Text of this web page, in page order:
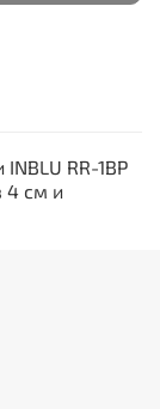
RR-1BP
4 см и